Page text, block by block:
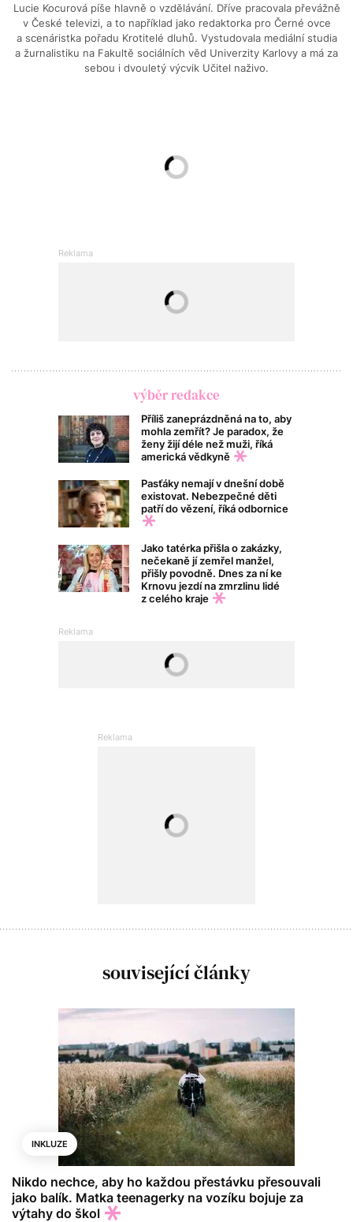
Lucie Kocurová píše hlavně o vzdělávání. Dříve pracovala převážně
v České televizi, a to například jako redaktorka pro Černé ovce
a scenáristka pořadu Krotitelé dluhů. Vystudovala mediální studia
a žurnalistiku na Fakultě sociálních věd Univerzity Karlovy a má za
sebou i dvouletý výcvik Učitel naživo.
výběr redakce
Příliš zaneprázdněná na to, aby
mohla zemřít? Je paradox, že
ženy žijí déle než muži, říká
americká vědkyně
Pasťáky nemají v dnešní době
existovat. Nebezpečné děti
patří do vězení, říká odbornice
Jako tatérka přišla o zakázky,
nečekaně jí zemřel manžel,
přišly povodně. Dnes za ní ke
Krnovu jezdí na zmrzlinu lidé
z celého kraje
související články
INKLUZE
Nikdo nechce, aby ho každou přestávku přesouvali
jako balík. Matka teenagerky na vozíku bojuje za
výtahy do škol